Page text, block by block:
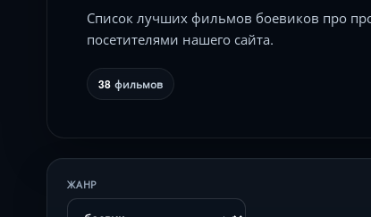
Список лучших фильмов боевиков про
посетителями нашего сайта.
38 фильмов
ЖАНР